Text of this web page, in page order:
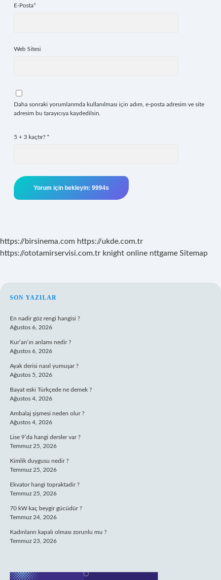
E-Posta*
Web Sitesi
Daha sonraki yorumlarımda kullanılması için adım, e-posta adresim ve site
adresim bu tarayıcıya kaydedilsin.
5 + 3 kaçtır? *
https://birsinema.com https://ukde.com.tr
https://ototamirservisi.com.tr knight online nttgame Sitemap
SIDEBAR
SON YAZILAR
En nadir göz rengi hangisi ?
Ağustos 6, 2026
Kur’an’ın anlamı nedir ?
Ağustos 6, 2026
Ayak derisi nasıl yumuşar ?
Ağustos 5, 2026
Bayat eski Türkçede ne demek ?
Ağustos 4, 2026
Ambalaj şişmesi neden olur ?
Ağustos 4, 2026
Lise 9’da hangi dersler var ?
Temmuz 25, 2026
Kimlik duygusu nedir ?
Temmuz 25, 2026
Ekvator hangi topraktadir ?
Temmuz 25, 2026
70 kW kaç beygir gücüdür ?
Temmuz 24, 2026
Kadınların kapalı olması zorunlu mu ?
Temmuz 23, 2026